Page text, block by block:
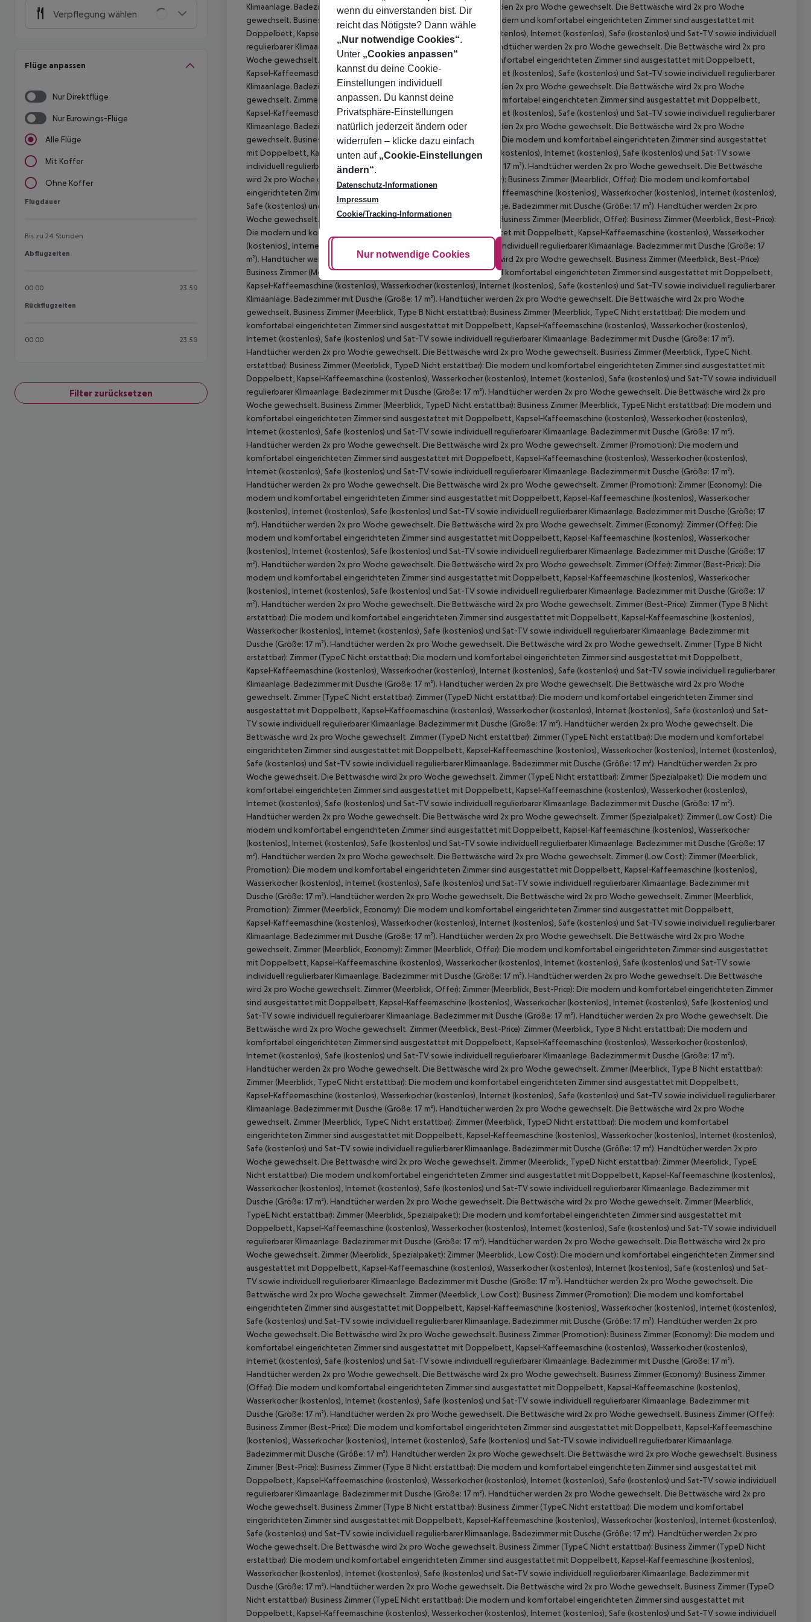
Verpflegung wählen
Flüge anpassen
Nur Direktflüge
Nur Eurowings-Flüge
Alle Flüge
Mit Koffer
Ohne Koffer
Flugdauer
Flugdauer
Bis zu 24 Stunden
Abflugzeiten
Abflugzeiten
00:00 23:59
Rückflugzeiten
Rückflugzeiten
00:00 23:59
Filter zurücksetzen
wenn du einverstanden bist. Dir
reicht das Nötigste? Dann wähle
„Nur notwendige Cookies“.
Unter „Cookies anpassen“
kannst du deine Cookie-
Einstellungen individuell
anpassen. Du kannst deine
Privatsphäre-Einstellungen
natürlich jederzeit ändern oder
widerrufen – klicke dazu einfach
unten auf „Cookie-Einstellungen
ändern“.
Datenschutz-Informationen
Impressum
Cookie/Tracking-Informationen
Cookie anpassen
Nur notwendige Cookies Alle akzeptieren